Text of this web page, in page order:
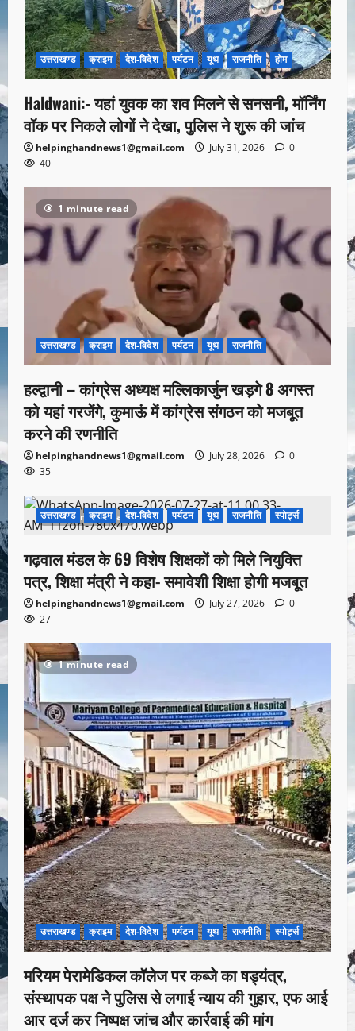
उत्तराखण्ड क्राइम देश-विदेश पर्यटन यूथ राजनीति होम
Haldwani:- यहां युवक का शव मिलने से सनसनी, मॉर्निंग
वॉक पर निकले लोगों ने देखा, पुलिस ने शुरू की जांच
helpinghandnews1@gmail.com July 31, 2026
0
40
1 minute read
उत्तराखण्ड क्राइम देश-विदेश पर्यटन यूथ राजनीति
हल्द्वानी – कांग्रेस अध्यक्ष मल्लिकार्जुन खड़गे 8 अगस्त
को यहां गरजेंगे, कुमाऊं में कांग्रेस संगठन को मजबूत
करने की रणनीति
helpinghandnews1@gmail.com July 28, 2026
0
35
1 minute read
उत्तराखण्ड क्राइम देश-विदेश पर्यटन यूथ राजनीति स्पोर्ट्स
गढ़वाल मंडल के 69 विशेष शिक्षकों को मिले नियुक्ति
पत्र, शिक्षा मंत्री ने कहा- समावेशी शिक्षा होगी मजबूत
helpinghandnews1@gmail.com July 27, 2026
0
27
1 minute read
उत्तराखण्ड क्राइम देश-विदेश पर्यटन यूथ राजनीति स्पोर्ट्स
मरियम पेरामेडिकल कॉलेज पर कब्जे का षड्यंत्र,
संस्थापक पक्ष ने पुलिस से लगाई न्याय की गुहार, एफ आई
आर दर्ज कर निष्पक्ष जांच और कार्रवाई की मांग